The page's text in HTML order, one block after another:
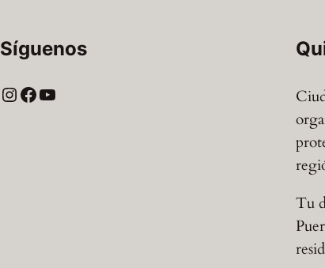
Síguenos
Instagram Facebook YouTube
Tu